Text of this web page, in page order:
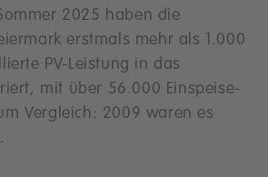
2025 haben die
erstmals mehr als 1.000
PV-Leistung in das
mit über 56.000 Einspeise-
Vergleich: 2009 waren es